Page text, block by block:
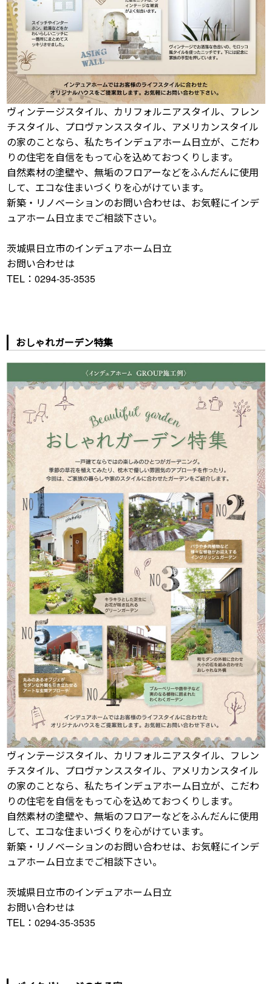
ヴィンテージスタイル、カリフォルニアスタイル、フレン
チスタイル、プロヴァンススタイル、アメリカンスタイル
の家のことなら、私たちインデュアホーム日立が、こだわ
りの住宅を自信をもって心を込めておつくりします。
自然素材の塗壁や、無垢のフロアーなどをふんだんに使用
して、エコな住まいづくりを心がけています。
新築・リノベーションのお問い合わせは、お気軽にインデ
ュアホーム日立までご相談下さい。
茨城県日立市のインデュアホーム日立
お問い合わせは
TEL：0294-35-3535
おしゃれガーデン特集
ヴィンテージスタイル、カリフォルニアスタイル、フレン
チスタイル、プロヴァンススタイル、アメリカンスタイル
の家のことなら、私たちインデュアホーム日立が、こだわ
りの住宅を自信をもって心を込めておつくりします。
自然素材の塗壁や、無垢のフロアーなどをふんだんに使用
して、エコな住まいづくりを心がけています。
新築・リノベーションのお問い合わせは、お気軽にインデ
ュアホーム日立までご相談下さい。
茨城県日立市のインデュアホーム日立
お問い合わせは
TEL：0294-35-3535